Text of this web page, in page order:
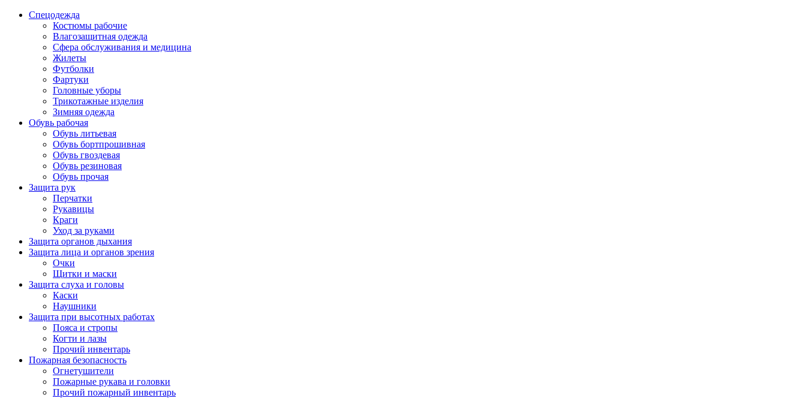
Спецодежда
Костюмы рабочие
Влагозащитная одежда
Сфера обслуживания и медицина
Жилеты
Футболки
Фартуки
Головные уборы
Трикотажные изделия
Зимняя одежда
Обувь рабочая
Обувь литьевая
Обувь бортпрошивная
Обувь гвоздевая
Обувь резиновая
Обувь прочая
Защита рук
Перчатки
Рукавицы
Краги
Уход за руками
Защита органов дыхания
Защита лица и органов зрения
Очки
Щитки и маски
Защита слуха и головы
Каски
Наушники
Защита при высотных работах
Пояса и стропы
Когти и лазы
Прочий инвентарь
Пожарная безопасность
Огнетушители
Пожарные рукава и головки
Прочий пожарный инвентарь